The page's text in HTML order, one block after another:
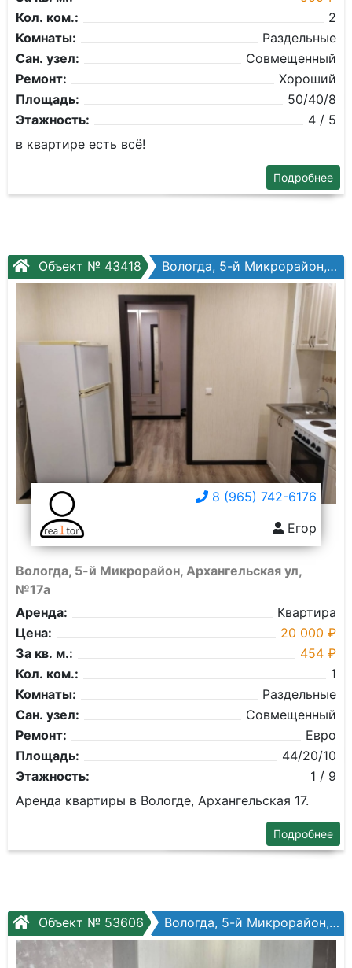
Кол. ком.:
2
Комнаты:
Раздельные
Сан. узел:
Совмещенный
Ремонт:
Хороший
Площадь:
50/40/8
Этажность:
4 / 5
в квартире есть всё!
Подробнее
Объект № 43418 Вологда, 5-й Микрорайон, Архангельская ул, №17а
8 (965) 742-6176
Егор
Вологда, 5-й Микрорайон, Архангельская ул,
№17а
Аренда:
Квартира
Цена:
20 000 ₽
За кв. м.:
454 ₽
Кол. ком.:
1
Комнаты:
Раздельные
Сан. узел:
Совмещенный
Ремонт:
Евро
Площадь:
44/20/10
Этажность:
1 / 9
Аренда квартиры в Вологде, Архангельская 17.
Подробнее
Объект № 53606 Вологда, 5-й Микрорайон, Архангельская ул, №12